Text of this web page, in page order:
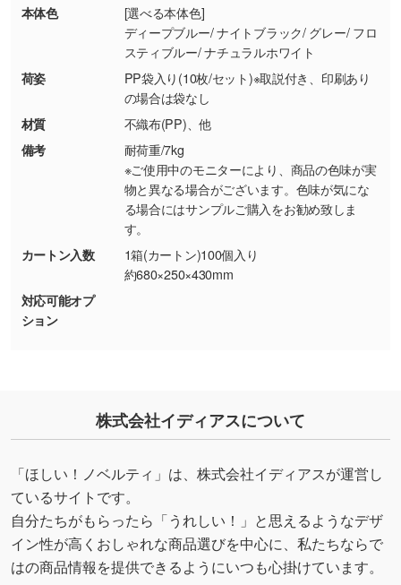
・背景がある画像からキャラクター部分だけを
使いたいです
シンプルな背景のデータや、使いたいキャラク
ター部分の輪郭がはっきりしているデータは切
り抜き処理が可能です。→
・持っているデータの背景が足りない／塗り足
しの作り方が分からない
印刷したいデータが印刷範囲よりも小さい場
合、シンプルな色・柄の背景であれば拡張が可
詳しく見る
・デザインにQRコードを入れたい／QRコード
を生成してほしい
URLをご指定いただければ、QRコードを生成
品・色・数量などの注文間違い等)
本体色
[選べる本体色]
ディープブルー/ ナイトブラック/ グレー/ フロ
スティブルー/ ナチュラルホワイト
荷姿
PP袋入り(10枚/セット)※取説付き、印刷あり
の場合は袋なし
材質
不織布(PP)、他
備考
耐荷重/7kg
※ご使用中のモニターにより、商品の色味が実
物と異なる場合がございます。色味が気にな
る場合にはサンプルご購入をお勧め致しま
す。
カートン入数
1箱(カートン)100個入り
約680×250×430mm
対応可能オプ
ション
株式会社イディアスについて
「ほしい！ノベルティ」は、株式会社イディアスが運営し
ているサイトです。
自分たちがもらったら「うれしい！」と思えるようなデザ
イン性が高くおしゃれな商品選びを中心に、私たちならで
はの商品情報を提供できるようにいつも心掛けています。